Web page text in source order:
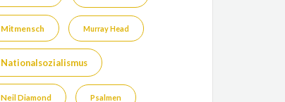
Mitmensch Murray Head
Nationalsozialismus
Neil Diamond Psalmen